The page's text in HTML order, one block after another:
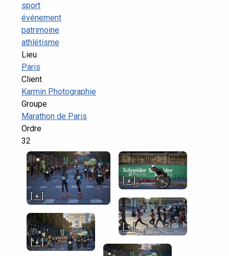
sport
événement
patrimoine
athlétisme
Lieu
Paris
Client
Karmin Photographie
Groupe
Marathon de Paris
Ordre
32
[ + ]
[ + ]
[ + ]
[ + ]